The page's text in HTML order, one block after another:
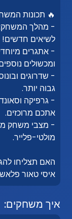
🔥 תכונות
- מהלך המשחק:
לשיאים חדשים!
- אתגרים
ומכשולים
- שדרוגים
גבוה יותר.
- גרפיקה
אתכם מרוכזים.
- מצבי משחק
מולטי-פלייר.
האם תצליחו
איסי טאור
איך משחקים: